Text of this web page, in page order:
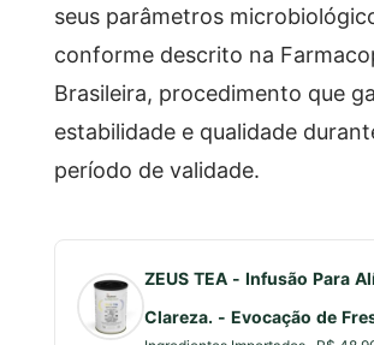
seus parâmetros
conforme descrito na
Brasileira, procedimento que
estabilidade e qualidade
período de validade.
ZEUS TEA - Infusão Para
Clareza. - Evocação de